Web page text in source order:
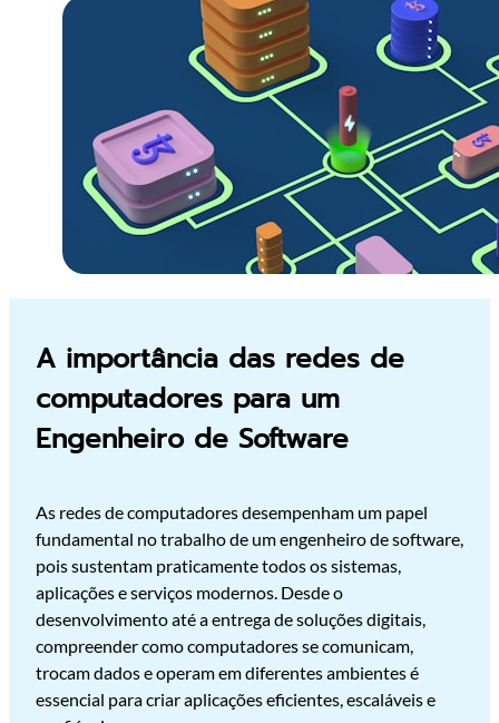
A importância das redes de
computadores para um
Engenheiro de Software
As redes de computadores desempenham um papel
fundamental no trabalho de um engenheiro de software,
pois sustentam praticamente todos os sistemas,
aplicações e serviços modernos. Desde o
desenvolvimento até a entrega de soluções digitais,
compreender como computadores se comunicam,
trocam dados e operam em diferentes ambientes é
essencial para criar aplicações eficientes, escaláveis e